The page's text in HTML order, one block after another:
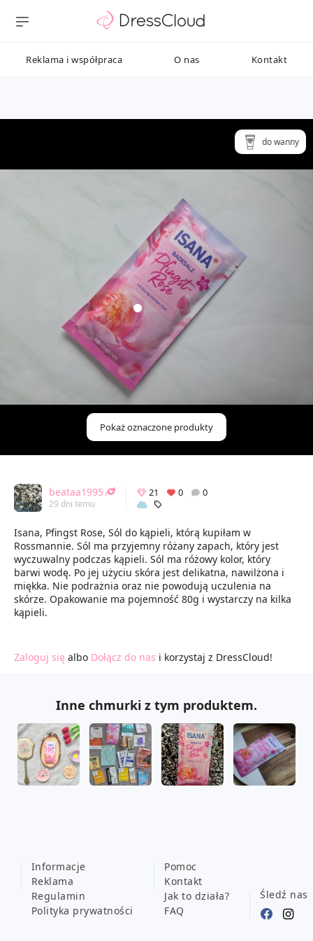
Reklama i współpraca O nas Kontakt
Pokaż oznaczone produkty
do wanny
beataa1995
29 dni temu
21 0 0
Isana, Pfingst Rose, Sól do kąpieli, którą kupiłam w
Rossmannie. Sól ma przyjemny różany zapach, który jest
wyczuwalny podczas kąpieli. Sól ma różowy kolor, który
barwi wodę. Po jej użyciu skóra jest delikatna, nawilżona i
miękka. Nie podrażnia oraz nie powodują uczulenia na
skórze. Opakowanie ma pojemność 80g i wystarczy na kilka
kąpieli.
Zaloguj się albo Dołącz do nas i korzystaj z DressCloud!
Inne chmurki z tym produktem.
Informacje
Reklama
Regulamin
Polityka prywatności
Pomoc
Kontakt
Jak to działa?
FAQ
Śledź nas